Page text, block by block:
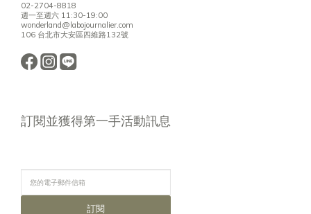
02-2704-8818
週一至週六 11:30-19:00
wonderland@labojournalier.com
106 台北市大安區四維路132號
訂閱並獲得第一手活動訊息
訂閱